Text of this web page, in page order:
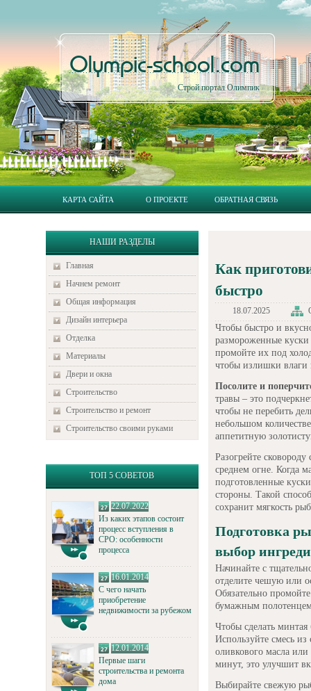
Olympic-school.com
Строй портал Олимпик
КАРТА САЙТА О ПРОЕКТЕ ОБРАТНАЯ СВЯЗЬ
НАШИ РАЗДЕЛЫ
Главная
Начнем ремонт
Общая информация
Дизайн интерьера
Отделка
Материалы
Двери и окна
Строительство
Строительство и ремонт
Строительство своими руками
ТОП 5 СОВЕТОВ
22.07.2022
Из каких этапов состоит
процесс вступления в
СРО: особенности
процесса
16.01.2014
С чего начать
приобретение
недвижимости за рубежом
12.01.2014
Первые шаги
строительства и ремонта
дома
Как
быстро
18.07.2025
Чтобы быстро и
размороженные куски
промойте их под
чтобы излишки
Посолите и
травы – это
чтобы не перебить
небольшом
аппетитную
Разогрейте
среднем огне. Когда
подготовленные
стороны. Такой
сохранит мягкость
Подготовка
выбор
Начинайте с
отделите чешую или
Обязательно
бумажным
Чтобы сделать
Используйте смесь
оливкового масла или
минут, это улучшит
Выбирайте свежую